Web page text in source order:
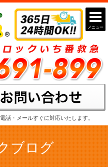
メニュー
話・メールすぐに対応いたします。
ブログ